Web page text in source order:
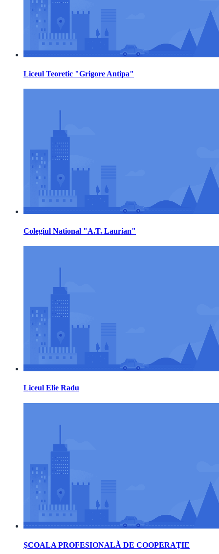
Liceul Teoretic "Grigore Antipa"
Colegiul National "A.T. Laurian"
Liceul Elie Radu
ŞCOALA PROFESIONALĂ DE COOPERAŢIE